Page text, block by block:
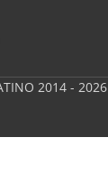
2014 - 2026